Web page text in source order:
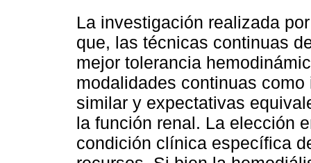
La investigación realizada
que, las técnicas continuas
mejor tolerancia
modalidades continuas
similar y expectativas
la función renal. La elección
condición clínica específica